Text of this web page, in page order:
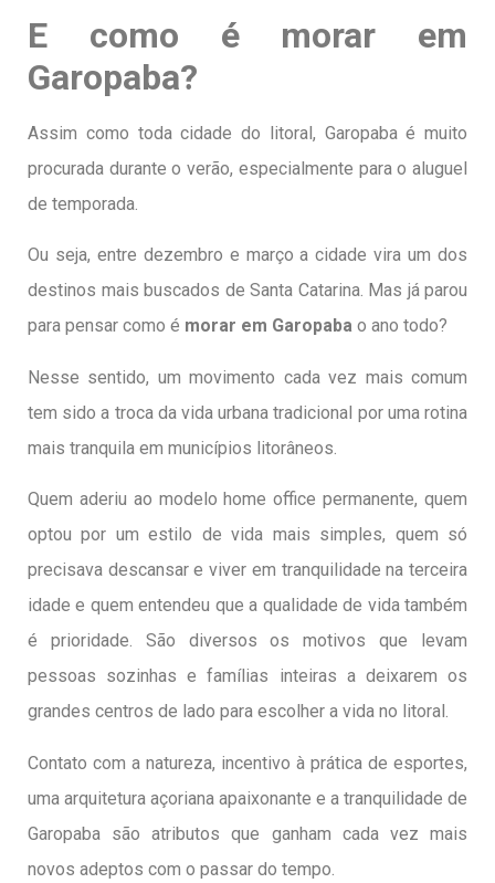
E como é morar em
Garopaba?
Assim como toda cidade do litoral, Garopaba é muito
procurada durante o verão, especialmente para o aluguel
de temporada.
Ou seja, entre dezembro e março a cidade vira um dos
destinos mais buscados de Santa Catarina. Mas já parou
para pensar como é morar em Garopaba o ano todo?
Nesse sentido, um movimento cada vez mais comum
tem sido a troca da vida urbana tradicional por uma rotina
mais tranquila em municípios litorâneos.
Quem aderiu ao modelo home office permanente, quem
optou por um estilo de vida mais simples, quem só
precisava descansar e viver em tranquilidade na terceira
idade e quem entendeu que a qualidade de vida também
é prioridade. São diversos os motivos que levam
pessoas sozinhas e famílias inteiras a deixarem os
grandes centros de lado para escolher a vida no litoral.
Contato com a natureza, incentivo à prática de esportes,
uma arquitetura açoriana apaixonante e a tranquilidade de
Garopaba são atributos que ganham cada vez mais
novos adeptos com o passar do tempo.